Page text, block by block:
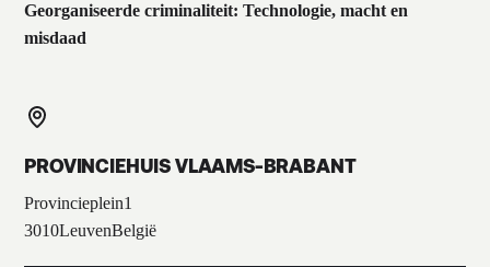
Georganiseerde criminaliteit: Technologie, macht en
misdaad
PROVINCIEHUIS VLAAMS-BRABANT
Provincieplein1
3010LeuvenBelgië